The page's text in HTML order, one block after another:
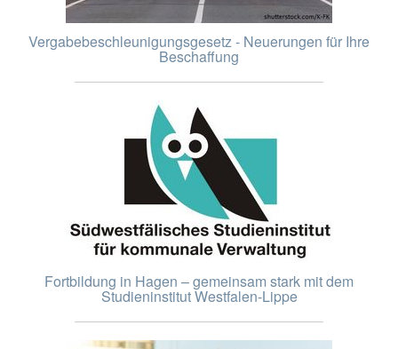
Vergabebeschleunigungsgesetz - Neuerungen für Ihre
Beschaffung
Fortbildung in Hagen – gemeinsam stark mit dem
Studieninstitut Westfalen-Lippe